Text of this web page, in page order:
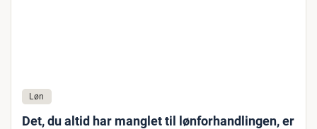
Løn
Det, du altid har manglet til lønforhandlingen, er